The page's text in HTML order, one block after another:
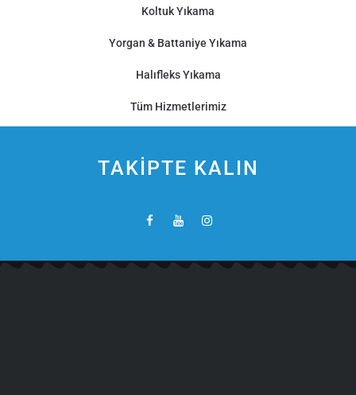
Koltuk Yıkama
Yorgan & Battaniye Yıkama
Halıfleks Yıkama
Tüm Hizmetlerimiz
TAKİPTE KALIN